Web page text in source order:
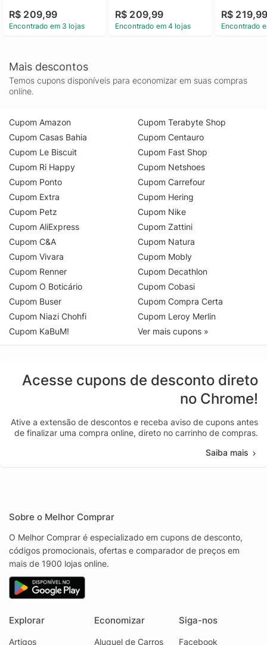
R$ 209,99
Encontrado em 3 lojas
R$ 209,99
Encontrado em 4 lojas
R$
Encontrado
Mais descontos
Temos cupons disponíveis para economizar em suas compras
online.
Cupom Amazon
Cupom Casas Bahia
Cupom Le Biscuit
Cupom Ri Happy
Cupom Ponto
Cupom Extra
Cupom Petz
Cupom AliExpress
Cupom C&A
Cupom Vivara
Cupom Renner
Cupom O Boticário
Cupom Buser
Cupom Niazi Chohfi
Cupom KaBuM!
Cupom Terabyte Shop
Cupom Centauro
Cupom Fast Shop
Cupom Netshoes
Cupom Carrefour
Cupom Hering
Cupom Nike
Cupom Zattini
Cupom Natura
Cupom Mobly
Cupom Decathlon
Cupom Cobasi
Cupom Compra Certa
Cupom Leroy Merlin
Ver mais cupons »
Acesse cupons de desconto direto
no Chrome!
Ative a extensão de descontos e receba aviso de cupons antes
de finalizar uma compra online, direto no carrinho de compras.
Saiba mais
Sobre o Melhor Comprar
O Melhor Comprar é especializado em cupons de desconto,
códigos promocionais, ofertas e comparador de preços em
mais de 1900 lojas online.
Explorar
Artigos
Economizar
Aluguel de Carros
Siga-nos
Facebook